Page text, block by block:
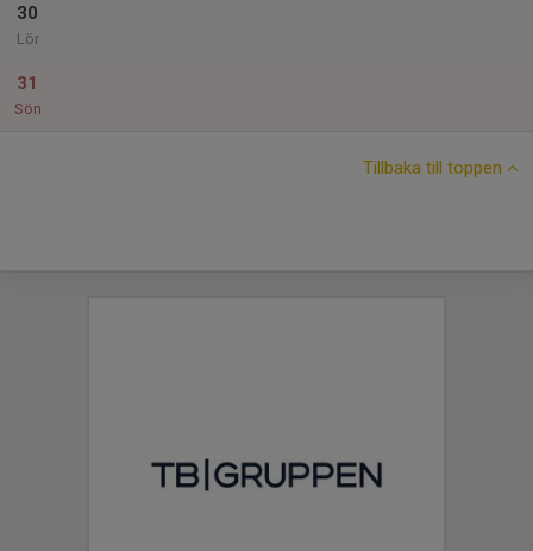
30
Lör
31
Sön
Tillbaka till toppen